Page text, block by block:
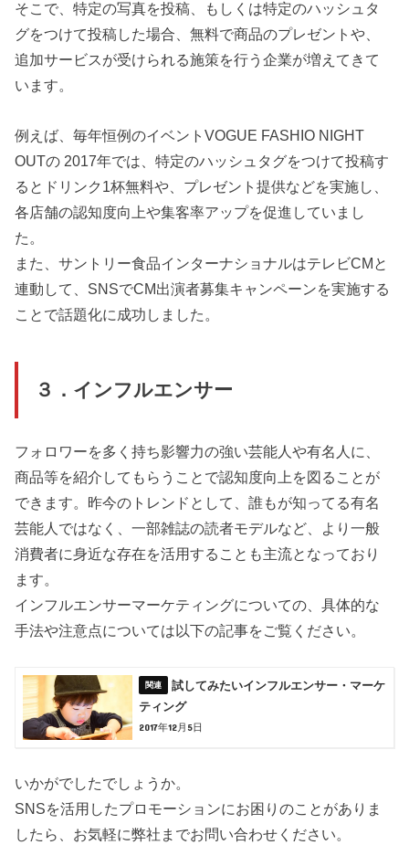
そこで、特定の写真を投稿、もしくは特定のハッシュタ
グをつけて投稿した場合、無料で商品のプレゼントや、
追加サービスが受けられる施策を行う企業が増えてきて
います。
例えば、毎年恒例のイベントVOGUE FASHIO NIGHT
OUTの 2017年では、特定のハッシュタグをつけて投稿す
るとドリンク1杯無料や、プレゼント提供などを実施し、
各店舗の認知度向上や集客率アップを促進していまし
た。
また、サントリー食品インターナショナルはテレビCMと
連動して、SNSでCM出演者募集キャンペーンを実施する
ことで話題化に成功しました。
３．インフルエンサー
フォロワーを多く持ち影響力の強い芸能人や有名人に、
商品等を紹介してもらうことで認知度向上を図ることが
できます。昨今のトレンドとして、誰もが知ってる有名
芸能人ではなく、一部雑誌の読者モデルなど、より一般
消費者に身近な存在を活用することも主流となっており
ます。
インフルエンサーマーケティングについての、具体的な
手法や注意点については以下の記事をご覧ください。
試してみたいインフルエンサー・マーケ
ティング
2017年12月5日
いかがでしたでしょうか。
SNSを活用したプロモーションにお困りのことがありま
したら、お気軽に弊社までお問い合わせください。